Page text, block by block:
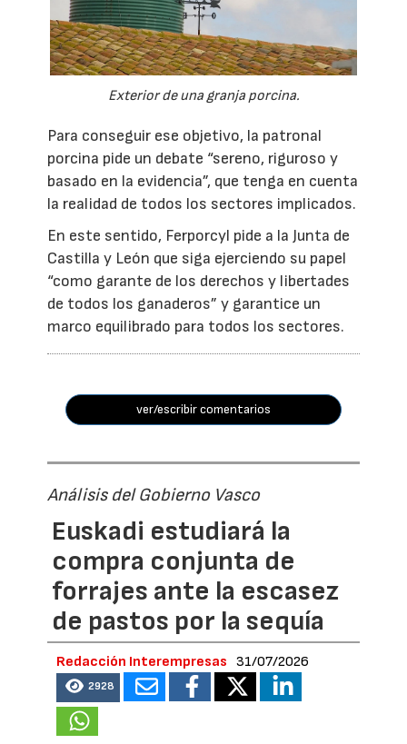
Exterior de una granja porcina.
Para conseguir ese objetivo, la patronal
porcina pide un debate “sereno, riguroso y
basado en la evidencia”, que tenga en cuenta
la realidad de todos los sectores implicados.
En este sentido, Ferporcyl pide a la Junta de
Castilla y León que siga ejerciendo su papel
“como garante de los derechos y libertades
de todos los ganaderos” y garantice un
marco equilibrado para todos los sectores.
ver/escribir comentarios
Análisis del Gobierno Vasco
Euskadi estudiará la
compra conjunta de
forrajes ante la escasez
de pastos por la sequía
Redacción Interempresas 31/07/2026
2928